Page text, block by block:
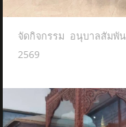
จัดกิจกรรม อนุบาลสัม
2569